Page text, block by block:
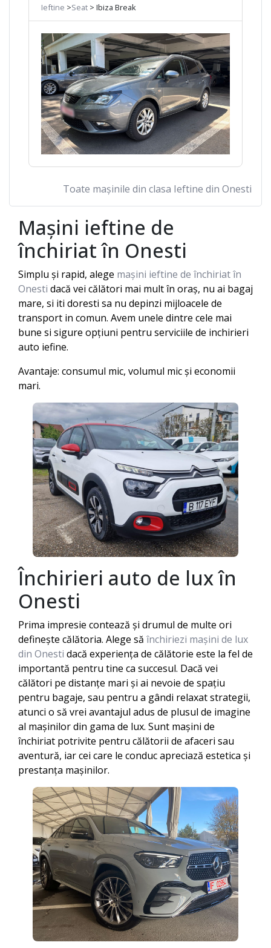
Ieftine >Seat > Ibiza Break
Toate mașinile din clasa Ieftine din Onesti
Mașini ieftine de
închiriat în Onesti
Simplu și rapid, alege mașini ieftine de închiriat în
Onesti dacă vei călători mai mult în oraș, nu ai bagaj
mare, si iti doresti sa nu depinzi mijloacele de
transport in comun. Avem unele dintre cele mai
bune si sigure opțiuni pentru serviciile de inchirieri
auto iefine.
Avantaje: consumul mic, volumul mic și economii
mari.
Închirieri auto de lux în
Onesti
Prima impresie contează și drumul de multe ori
definește călătoria. Alege să închiriezi mașini de lux
din Onesti dacă experiența de călătorie este la fel de
importantă pentru tine ca succesul. Dacă vei
călători pe distanțe mari și ai nevoie de spațiu
pentru bagaje, sau pentru a gândi relaxat strategii,
atunci o să vrei avantajul adus de plusul de imagine
al mașinilor din gama de lux. Sunt mașini de
închiriat potrivite pentru călătorii de afaceri sau
aventură, iar cei care le conduc apreciază estetica și
prestanța mașinilor.